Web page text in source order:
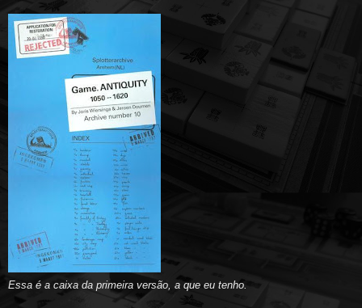
Essa é a caixa da primeira versão, a que eu tenho.